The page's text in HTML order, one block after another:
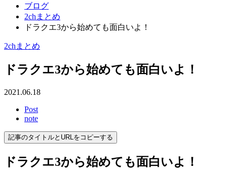
ブログ
2chまとめ
ドラクエ3から始めても面白いよ！
2chまとめ
ドラクエ3から始めても面白いよ！
2021.06.18
Post
note
記事のタイトルとURLをコピーする
ドラクエ3から始めても面白いよ！